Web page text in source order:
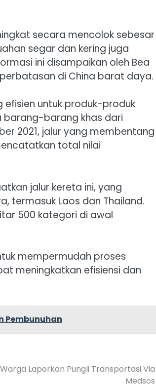
secara mencolok sebesar
segar dan kering juga
ini disampaikan oleh Bea
di China barat daya.
efisien untuk produk-produk
barang-barang khas dari
2021, jalur yang membentang
total nilai
jalur kereta ini, yang
termasuk Laos dan Thailand.
500 kategori di awal
mempermudah proses
meningkatkan efisiensi dan
Pembunuhan
Laporkan Pungli Transportasi Via
Medsos